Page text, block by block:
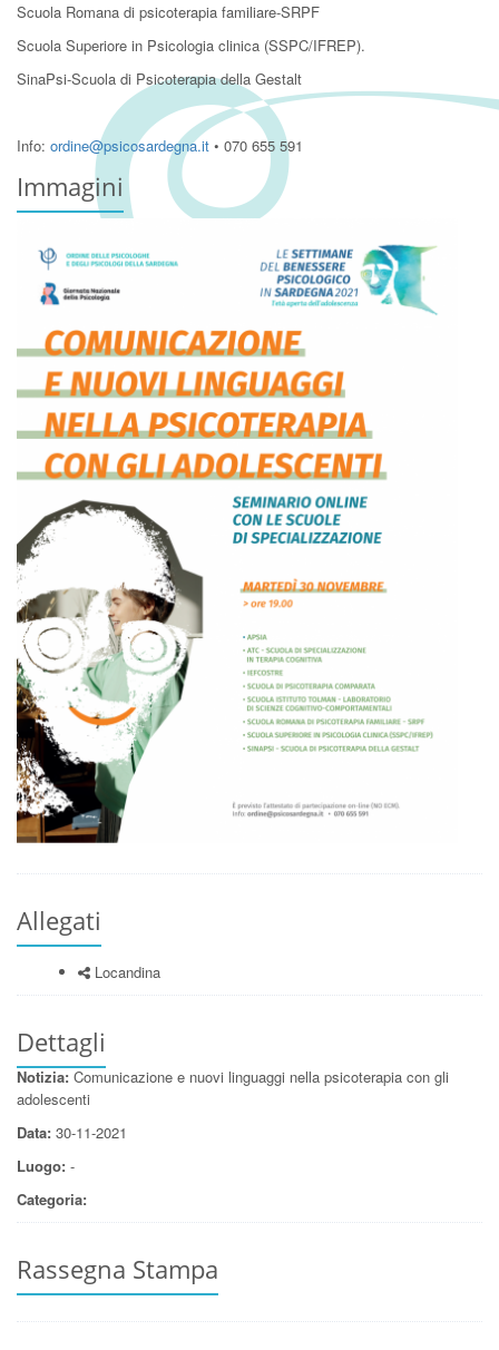
Scuola Romana di psicoterapia familiare-SRPF
Scuola Superiore in Psicologia clinica (SSPC/IFREP).
SinaPsi-Scuola di Psicoterapia della Gestalt
Info: ordine@psicosardegna.it • 070 655 591
Immagini
Allegati
Locandina
Dettagli
Notizia: Comunicazione e nuovi linguaggi nella psicoterapia con gli
adolescenti
Data: 30-11-2021
Luogo: -
Categoria:
Rassegna Stampa